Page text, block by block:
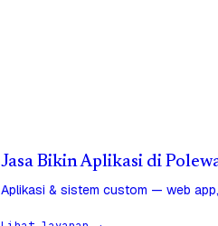
Jasa Bikin Aplikasi di
Aplikasi & sistem custom — web